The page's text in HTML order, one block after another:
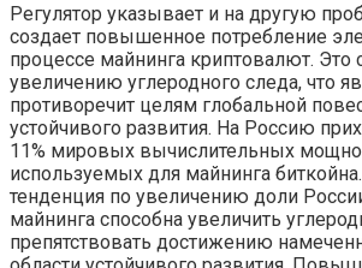
Регулятор указывает и на другую
создает повышенное потребление
процессе майнинга криптовалют. Это
увеличению углеродного следа, что
противоречит целям глобальной
устойчивого развития. На Россию
11% мировых вычислительных
используемых для майнинга
тенденция по увеличению доли
майнинга способна увеличить
препятствовать достижению